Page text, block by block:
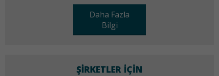
Daha Fazla
Bilgi
ŞIRKETLER IÇIN